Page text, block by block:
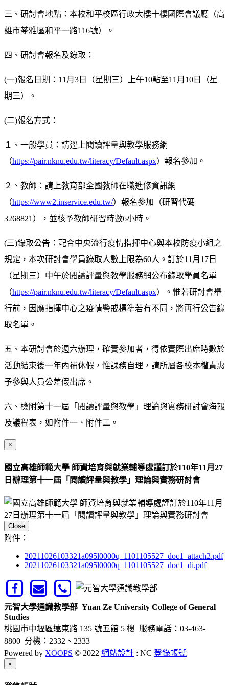
三、研討會地點：本校和平校區行政大樓十樓國際會議廳（高
雄市苓雅區和平一路116號）。
四、研討會報名及錄取：
(一)報名日期：11月3日（星期三）上午10點至11月10日（星
期三）。
(二)報名方式：
１、一般學員：請逕上閱讀評量與教學服務網
（https://pair.nknu.edu.tw/literacy/Default.aspx）報名參加。
２、教師：請上教育部全國教師在職進修資訊網
（https://www2.inservice.edu.tw/）報名參加（研習代碼
3268821），並核予教師研習時數6小時。
(三)錄取公告：配合中央流行疫情指揮中心與本校防疫小組之
規定，本次研討會學員錄取人數上限為60人。訂於11月17日
（星期三）中午於閱讀評量與教學服務網公布錄取學員名單
（https://pair.nknu.edu.tw/literacy/Default.aspx）。惟若研討會舉
行前，因應指揮中心之疫情警戒標準若有不同，將再行公告錄
取名單。
五、本研討會於週六辦理，確實參加者，得依實際出席時數於
活動結束後一年內補休假，惟課務自理，請所屬各校本權責惠
予參與人員公差假出席。
六、檢附第十一屆「閱讀評量與教學」理論與實務研討會海報
及議程表，如附件一、附件二。
×
國立高雄師範大學 師資培育與就業輔導處謹訂於110年11月27
日辦理第十一屆「閱讀評量與教學」理論與實務研討會
Close
附件：
20211026103321a095l0000q_1101105527_doc1_attach2.pdf
20211026103321a095l0000q_1101105527_doc1_di.pdf
元智大學通識教學部 Yuan Ze University College of General
Studies
桃園市中壢區遠東路 135 號五館 5 樓 服務電話：03-463-
8800 分機：2332、2333
Powered by XOOPS © 2022 網站設計 : NC 登錄帳號
×